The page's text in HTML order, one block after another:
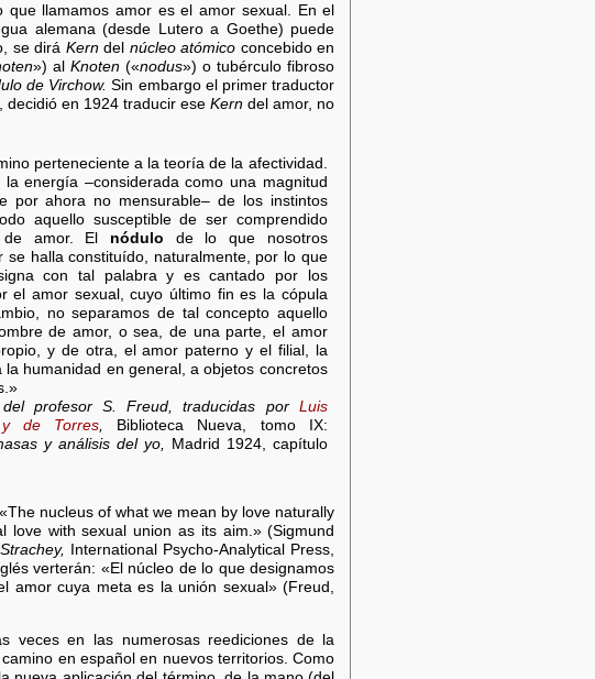
que llamamos amor es el amor sexual. En el
alemana (desde Lutero a Goethe) puede
se dirá Kerndel núcleo atómico concebido en
») alKnoten («nodus») o tubérculo fibroso
de Virchow. Sin embargo el primer traductor
decidió en 1924 traducir eseKern del amor, no
perteneciente a la teoría de la afectividad.
la energía –considerada como una magnitud
por ahora no mensurable– de los instintos
aquello susceptible de ser comprendido
de amor. El nódulo de lo que nosotros
se halla constituído, naturalmente, por lo que
con tal palabra y es cantado por los
el amor sexual, cuyo último fin es la cópula
no separamos de tal concepto aquello
de amor, o sea, de una parte, el amor
y de otra, el amor paterno y el filial, la
la humanidad en general, a objetos concretos
del profesor S. Freud, traducidas por Luis
y de Torres, Biblioteca Nueva, tomo IX:
y análisis del yo, Madrid 1924, capítulo
nucleus of what we mean by love naturally
with sexual union as its aim.» (Sigmund
International Psycho-Analytical Press,
verterán: «El núcleo de lo que designamos
amor cuya meta es la unión sexual» (Freud,
veces en las numerosas reediciones de la
en español en nuevos territorios. Como